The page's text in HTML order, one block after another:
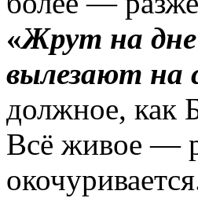
«Жрут на дне
вылезают на
должное, как
Всё живое —